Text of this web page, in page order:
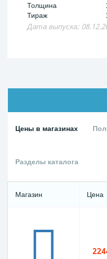
Толщина
Тираж
Дата выпуска:
Цены в магазинах
Разделы каталога
Магазин Цена